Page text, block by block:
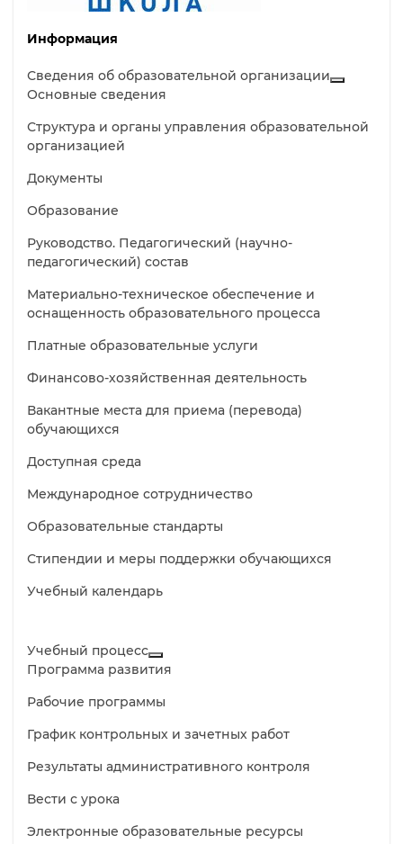
Информация
Сведения об образовательной организации
Основные сведения
Структура и органы управления образовательной
организацией
Документы
Образование
Руководство. Педагогический (научно-
педагогический) состав
Материально-техническое обеспечение и
оснащенность образовательного процесса
Платные образовательные услуги
Финансово-хозяйственная деятельность
Вакантные места для приема (перевода)
обучающихся
Доступная среда
Международное сотрудничество
Образовательные стандарты
Стипендии и меры поддержки обучающихся
Учебный календарь
Учебный процесс
Программа развития
Рабочие программы
График контрольных и зачетных работ
Результаты административного контроля
Вести с урока
Электронные образовательные ресурсы